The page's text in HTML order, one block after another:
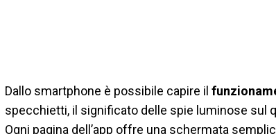
Dallo smartphone è possibile capire il
specchietti, il significato delle spie luminose sul
Ogni pagina dell’app offre una schermata